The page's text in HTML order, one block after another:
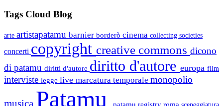
Tags Cloud Blog
arte artistapatamu barnier borderò cinema collecting societies
concerti copyright creative commons dicono
di patamu diritti d'autore diritto d'autore europa film
interviste legge live marcatura temporale monopolio
musica Patamu patamu registry roma